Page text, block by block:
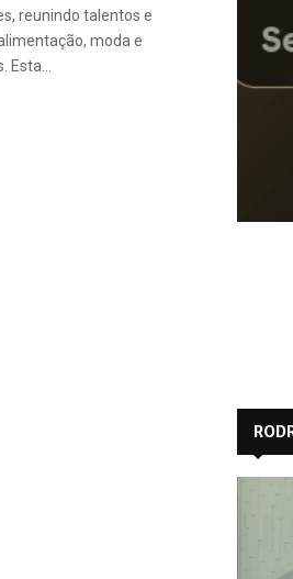
reunindo talentos e
moda e